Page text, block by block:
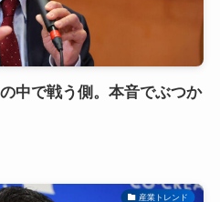
中で戦う側。本音でぶつか
産業トレンド